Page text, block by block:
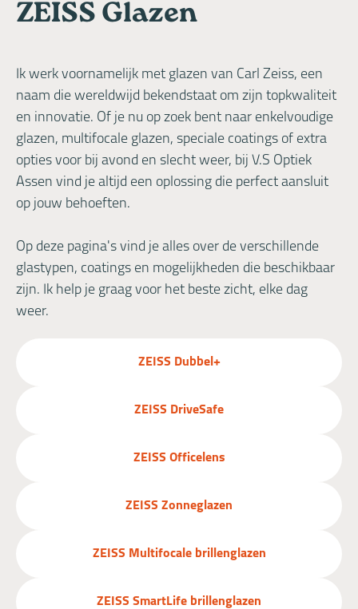
ZEISS Glazen
Ik werk voornamelijk met glazen van Carl Zeiss, een
naam die wereldwijd bekendstaat om zijn topkwaliteit
en innovatie. Of je nu op zoek bent naar enkelvoudige
glazen, multifocale glazen, speciale coatings of extra
opties voor bij avond en slecht weer, bij V.S Optiek
Assen vind je altijd een oplossing die perfect aansluit
op jouw behoeften.
Op deze pagina's vind je alles over de verschillende
glastypen, coatings en mogelijkheden die beschikbaar
zijn. Ik help je graag voor het beste zicht, elke dag
weer.
ZEISS Dubbel+
ZEISS DriveSafe
ZEISS Officelens
ZEISS Zonneglazen
ZEISS Multifocale brillenglazen
ZEISS SmartLife brillenglazen